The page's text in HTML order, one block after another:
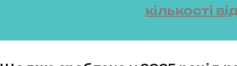
кількості